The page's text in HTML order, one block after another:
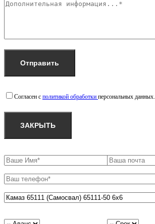
Согласен с политикой обработки персональных данных.
ЗАКРЫТЬ